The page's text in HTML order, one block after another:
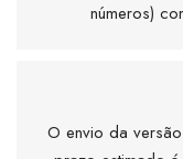
números)
O envio da